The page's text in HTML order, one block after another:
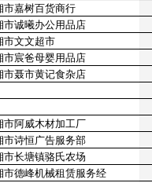
市嘉树百货商行
市诚曦办公用品店
市文文超市
市宸爸母婴用品店
市聂市黄记食杂店
市阿威木材加工厂
市诗恒广告服务部
市长塘镇骆氏农场
市德峰机械租赁服务经